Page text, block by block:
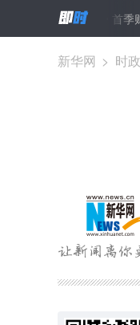
首季财政数据
新华网 > 时政